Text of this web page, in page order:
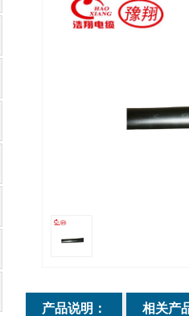
产品说明： 相关产